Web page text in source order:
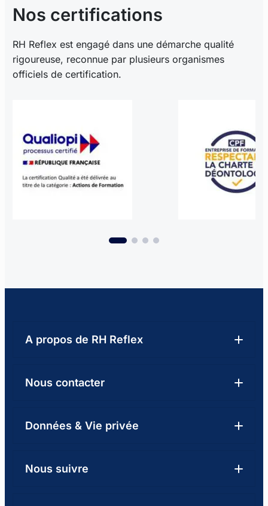
Nos certifications
RH Reflex est engagé dans une démarche qualité
rigoureuse, reconnue par plusieurs organismes
officiels de certification.
A propos de RH Reflex
Formation & Handicap : notre engagement
Nous contacter
Données & Vie privée
Nous suivre